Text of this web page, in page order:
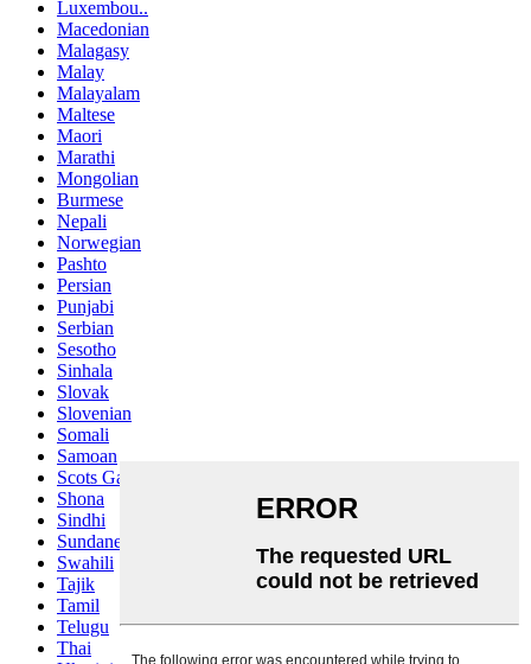
Luxembou..
Macedonian
Malagasy
Malay
Malayalam
Maltese
Maori
Marathi
Mongolian
Burmese
Nepali
Norwegian
Pashto
Persian
Punjabi
Serbian
Sesotho
Sinhala
Slovak
Slovenian
Somali
Samoan
Scots Gaelic
Shona
Sindhi
Sundanese
Swahili
Tajik
Tamil
Telugu
Thai